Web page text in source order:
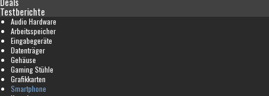
Testberichte
Audio Hardware
Arbeitsspeicher
Eingabegeräte
Datenträger
Gehäuse
Gaming Stühle
Grafikkarten
Smartphone